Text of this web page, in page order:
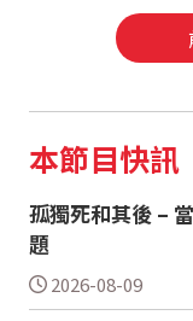
本節目快訊
孤獨死和其後 –
題
2026-08-09